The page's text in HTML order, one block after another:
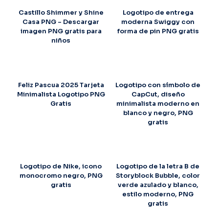
Castillo Shimmer y Shine
Casa PNG – Descargar
imagen PNG gratis para
niños
Logotipo de entrega
moderna Swiggy con
forma de pin PNG gratis
Feliz Pascua 2025 Tarjeta
Minimalista Logotipo PNG
Gratis
Logotipo con símbolo de
CapCut, diseño
minimalista moderno en
blanco y negro, PNG
gratis
Logotipo de Nike, icono
monocromo negro, PNG
gratis
Logotipo de la letra B de
Storyblock Bubble, color
verde azulado y blanco,
estilo moderno, PNG
gratis